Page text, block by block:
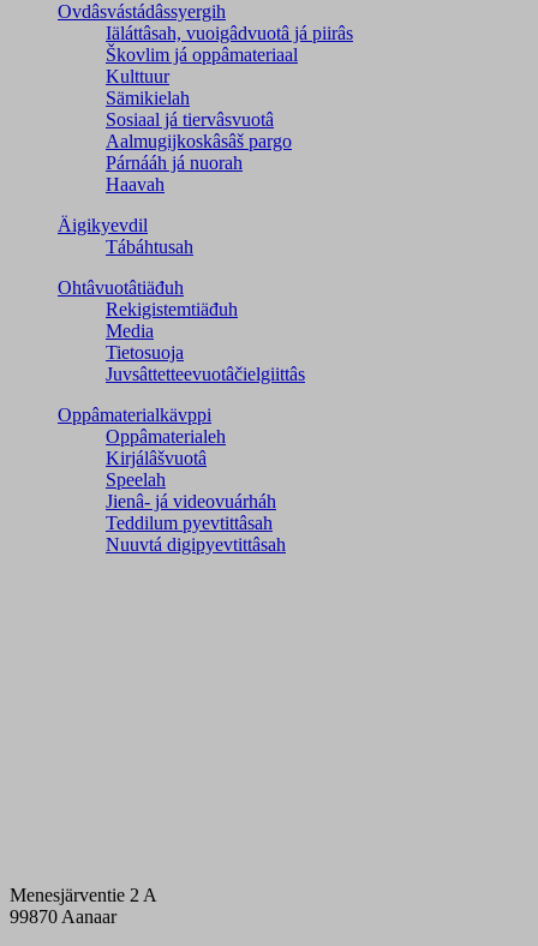
Ovdâsvástádâssyergih
Iäláttâsah, vuoigâdvuotâ já piirâs
Škovlim já oppâmateriaal
Kulttuur
Sämikielah
Sosiaal já tiervâsvuotâ
Aalmugijkoskâsâš pargo
Párnááh já nuorah
Haavah
Äigikyevdil
Tábáhtusah
Ohtâvuotâtiäđuh
Rekigistemtiäđuh
Media
Tietosuoja
Juvsâttetteevuotâčielgiittâs
Oppâmaterialkävppi
Oppâmaterialeh
Kirjálâšvuotâ
Speelah
Jienâ- já videovuárháh
Teddilum pyevtittâsah
Nuuvtá digipyevtittâsah
Menesjärventie 2 A
99870 Aanaar